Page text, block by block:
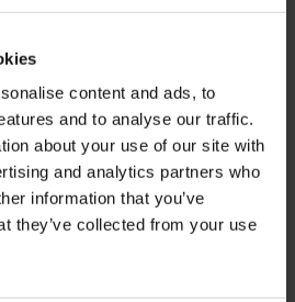
content and ads, to
and to analyse our traffic.
about your use of our site with
and analytics partners who
information that you’ve
they’ve collected from your use